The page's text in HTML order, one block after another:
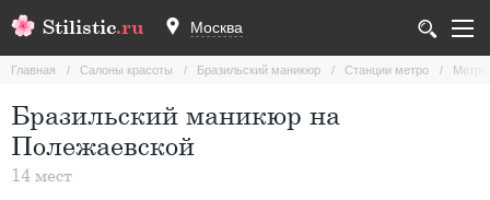
Stilistic.ru Москва
Главная Салоны красоты Бразильский маникюр Станции метро
Бразильский маникюр на
Полежаевской
14 мест